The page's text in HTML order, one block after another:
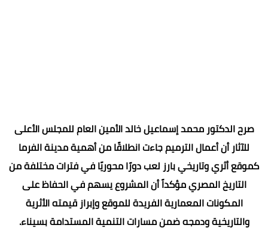
صرح الدكتور محمد إسماعيل خالد الأمين العام للمجلس الأعلى
للآثار أن أعمال الترميم جاءت انطلاقًا من أهمية مدينة الفرما
كموقع أثري وتاريخي بارز لعب دورًا محوريًا في فترات مختلفة من
التاريخ المصري مؤكداً أن المشروع يسهم في الحفاظ على
المكونات المعمارية الفريدة للموقع وإبراز قيمته الأثرية
والتاريخية ودمجه ضمن مسارات التنمية المستدامة بسيناء.